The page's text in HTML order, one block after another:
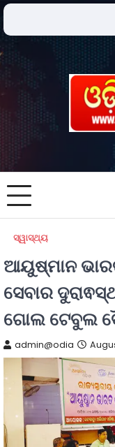
ସ୍ୱାସ୍ଥ୍ୟ
ଆୟୁଷ୍ମାନ
ସେବାର
ଗୋଲ ଟେବୁଲ
admin@odia